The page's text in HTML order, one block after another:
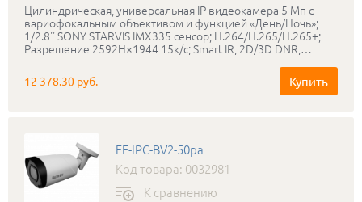
Цилиндрическая, универсальная IP видеокамера 5 Мп с
вариофокальным объективом и функцией «День/Ночь»;
1/2.8'' SONY STARVIS IMX335 сенсор; Н.264/H.265/H.265+;
Разрешение 2592H×1944 15к/с; Smart IR, 2D/3D DNR,
50 метров; Протокол ONVIF, RTSP, P2P; Аудио вход/выход;
Мобильные платформы Android/IOS; IP66; DC12V, POE IEEE
12 378.30 руб. Купить
FE-IPC-BV2-50pa
Код товара: 0032981
К сравнению